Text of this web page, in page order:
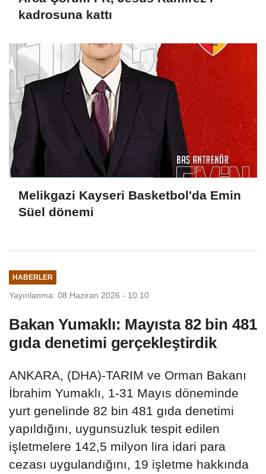
kadrosuna kattı
Melikgazi Kayseri Basketbol'da Emin
Süel dönemi
HABERLER
Yayınlanma: 08 Haziran 2026 - 10:10
Bakan Yumaklı: Mayısta 82 bin 481
gıda denetimi gerçekleştirdik
ANKARA, (DHA)-TARIM ve Orman Bakanı
İbrahim Yumaklı, 1-31 Mayıs döneminde
yurt genelinde 82 bin 481 gıda denetimi
yapıldığını, uygunsuzluk tespit edilen
işletmelere 142,5 milyon lira idari para
cezası uygulandığını, 19 işletme hakkında